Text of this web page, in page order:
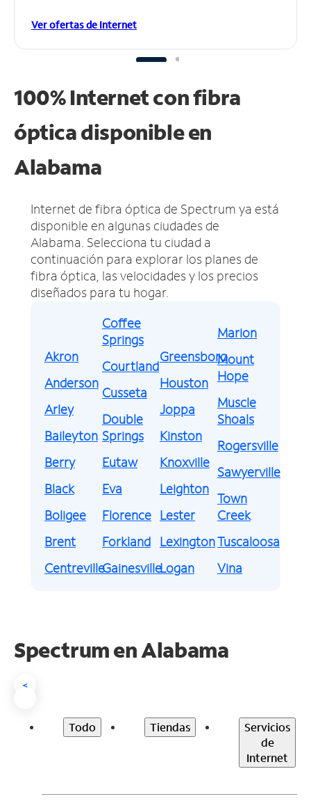
Ver ofertas de Internet
100% Internet con fibra
óptica disponible en
Alabama
Internet de fibra óptica de Spectrum ya está
disponible en algunas ciudades de
Alabama. Selecciona tu ciudad a
continuación para explorar los planes de
fibra óptica, las velocidades y los precios
diseñados para tu hogar.
Akron
Anderson
Arley
Baileyton
Berry
Black
Boligee
Brent
Centreville
Coffee
Springs
Courtland
Cusseta
Double
Springs
Eutaw
Eva
Florence
Forkland
Gainesville
Greensboro
Houston
Joppa
Kinston
Knoxville
Leighton
Lester
Lexington
Logan
Marion
Mount
Hope
Muscle
Shoals
Rogersville
Sawyerville
Town
Creek
Tuscaloosa
Vina
Spectrum enAlabama
<
Todo Tiendas
Servicios
de
Internet